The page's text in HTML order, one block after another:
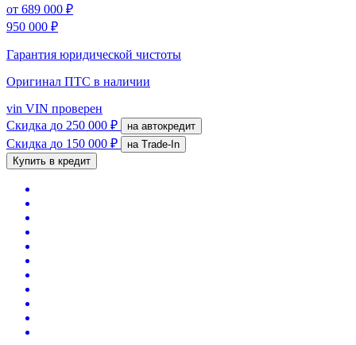
от 689 000 ₽
950 000 ₽
Гарантия юридической чистоты
Оригинал ПТС в наличии
vin VIN проверен
Скидка до 250 000 ₽ на автокредит
Скидка до 150 000 ₽
на Trade-In
Купить в кредит